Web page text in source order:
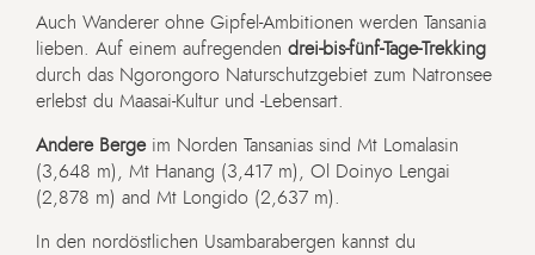
Auch Wanderer ohne Gipfel-Ambitionen werden Tansania
lieben. Auf einem aufregenden drei-bis-fünf-Tage-Trekking
durch das Ngorongoro Naturschutzgebiet zum Natronsee
erlebst du Maasai-Kultur und -Lebensart.
Andere Berge im Norden Tansanias sind Mt Lomalasin
(3,648 m), Mt Hanang (3,417 m), Ol Doinyo Lengai
(2,878 m) and Mt Longido (2,637 m).
In den nordöstlichen Usambarabergen kannst du